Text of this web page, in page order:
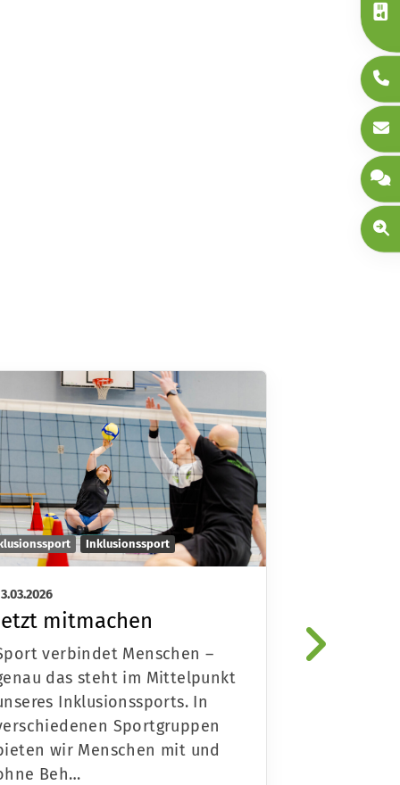
Inklusionssport
mitmachen
verbindet Menschen –
das steht im Mittelpunkt
Inklusionssports. In
Sportgruppen
wir Menschen mit und
Beh…